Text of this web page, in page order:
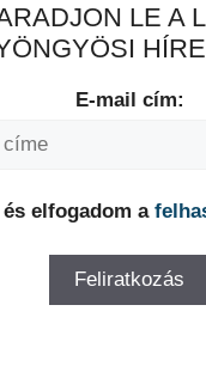
LE A
E-mail cím:
elfogadom a